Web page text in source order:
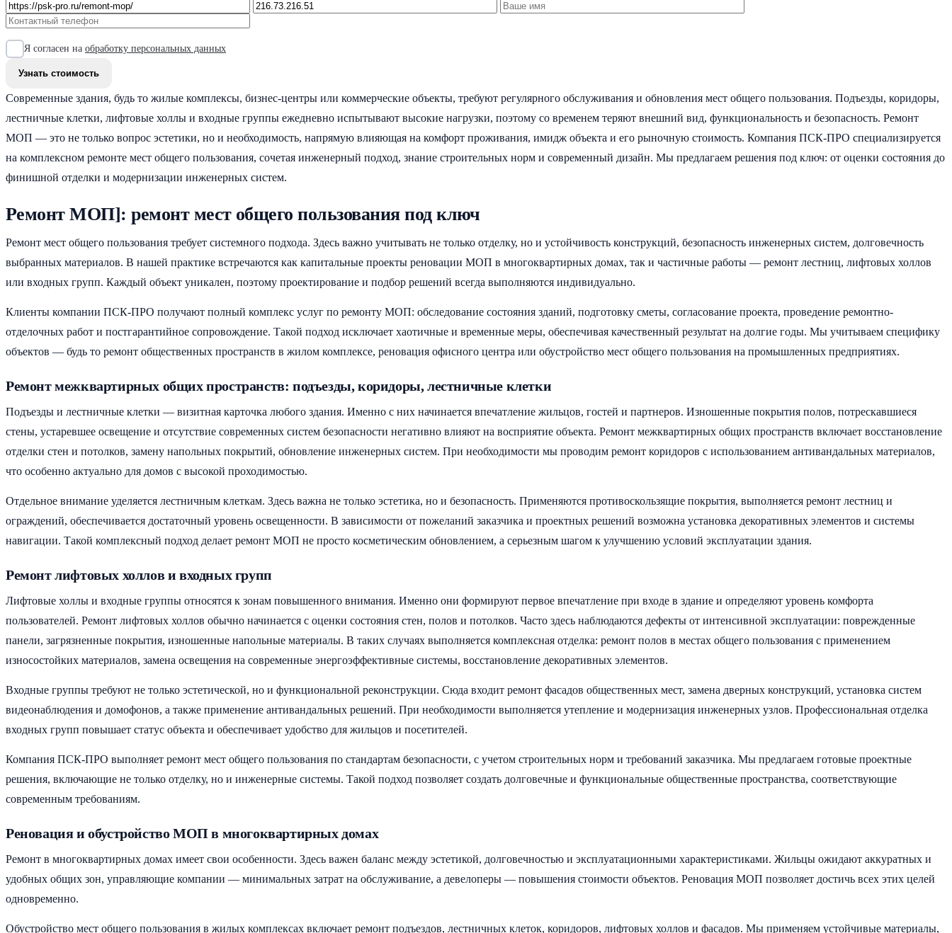
Я согласен на обработку персональных данных
Современные здания, будь то жилые комплексы, бизнес-центры или коммерческие объекты, требуют регулярного обслуживания и обновления мест общего пользования. Подъезды, коридоры,
лестничные клетки, лифтовые холлы и входные группы ежедневно испытывают высокие нагрузки, поэтому со временем теряют внешний вид, функциональность и безопасность. Ремонт
МОП — это не только вопрос эстетики, но и необходимость, напрямую влияющая на комфорт проживания, имидж объекта и его рыночную стоимость. Компания ПСК-ПРО специализируется
на комплексном ремонте мест общего пользования, сочетая инженерный подход, знание строительных норм и современный дизайн. Мы предлагаем решения под ключ: от оценки состояния до
финишной отделки и модернизации инженерных систем.
Ремонт МОП]: ремонт мест общего пользования под ключ
Ремонт мест общего пользования требует системного подхода. Здесь важно учитывать не только отделку, но и устойчивость конструкций, безопасность инженерных систем, долговечность
выбранных материалов. В нашей практике встречаются как капитальные проекты реновации МОП в многоквартирных домах, так и частичные работы — ремонт лестниц, лифтовых холлов
или входных групп. Каждый объект уникален, поэтому проектирование и подбор решений всегда выполняются индивидуально.
Клиенты компании ПСК-ПРО получают полный комплекс услуг по ремонту МОП: обследование состояния зданий, подготовку сметы, согласование проекта, проведение ремонтно-
отделочных работ и постгарантийное сопровождение. Такой подход исключает хаотичные и временные меры, обеспечивая качественный результат на долгие годы. Мы учитываем специфику
объектов — будь то ремонт общественных пространств в жилом комплексе, реновация офисного центра или обустройство мест общего пользования на промышленных предприятиях.
Ремонт межквартирных общих пространств: подъезды, коридоры, лестничные клетки
Подъезды и лестничные клетки — визитная карточка любого здания. Именно с них начинается впечатление жильцов, гостей и партнеров. Изношенные покрытия полов, потрескавшиеся
стены, устаревшее освещение и отсутствие современных систем безопасности негативно влияют на восприятие объекта. Ремонт межквартирных общих пространств включает восстановление
отделки стен и потолков, замену напольных покрытий, обновление инженерных систем. При необходимости мы проводим ремонт коридоров с использованием антивандальных материалов,
что особенно актуально для домов с высокой проходимостью.
Отдельное внимание уделяется лестничным клеткам. Здесь важна не только эстетика, но и безопасность. Применяются противоскользящие покрытия, выполняется ремонт лестниц и
ограждений, обеспечивается достаточный уровень освещенности. В зависимости от пожеланий заказчика и проектных решений возможна установка декоративных элементов и системы
навигации. Такой комплексный подход делает ремонт МОП не просто косметическим обновлением, а серьезным шагом к улучшению условий эксплуатации здания.
Ремонт лифтовых холлов и входных групп
Лифтовые холлы и входные группы относятся к зонам повышенного внимания. Именно они формируют первое впечатление при входе в здание и определяют уровень комфорта
пользователей. Ремонт лифтовых холлов обычно начинается с оценки состояния стен, полов и потолков. Часто здесь наблюдаются дефекты от интенсивной эксплуатации: поврежденные
панели, загрязненные покрытия, изношенные напольные материалы. В таких случаях выполняется комплексная отделка: ремонт полов в местах общего пользования с применением
износостойких материалов, замена освещения на современные энергоэффективные системы, восстановление декоративных элементов.
Входные группы требуют не только эстетической, но и функциональной реконструкции. Сюда входит ремонт фасадов общественных мест, замена дверных конструкций, установка систем
видеонаблюдения и домофонов, а также применение антивандальных решений. При необходимости выполняется утепление и модернизация инженерных узлов. Профессиональная отделка
входных групп повышает статус объекта и обеспечивает удобство для жильцов и посетителей.
Компания ПСК-ПРО выполняет ремонт мест общего пользования по стандартам безопасности, с учетом строительных норм и требований заказчика. Мы предлагаем готовые проектные
решения, включающие не только отделку, но и инженерные системы. Такой подход позволяет создать долговечные и функциональные общественные пространства, соответствующие
современным требованиям.
Реновация и обустройство МОП в многоквартирных домах
Ремонт в многоквартирных домах имеет свои особенности. Здесь важен баланс между эстетикой, долговечностью и эксплуатационными характеристиками. Жильцы ожидают аккуратных и
удобных общих зон, управляющие компании — минимальных затрат на обслуживание, а девелоперы — повышения стоимости объектов. Реновация МОП позволяет достичь всех этих целей
одновременно.
Обустройство мест общего пользования в жилых комплексах включает ремонт подъездов, лестничных клеток, коридоров, лифтовых холлов и фасадов. Мы применяем устойчивые материалы,